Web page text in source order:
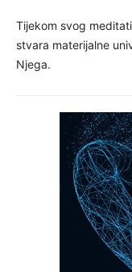
Tijekom svog
stvara materijalne
Njega.